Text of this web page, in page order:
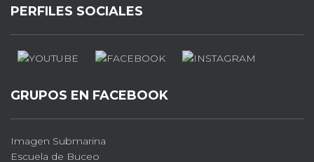
PERFILES SOCIALES
GRUPOS EN FACEBOOK
Imagen Submarina
Escuela de Buceo